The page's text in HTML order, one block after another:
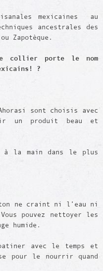
mexicaines au
ancestrales des
Zapotèque.
collier porte le nom
?
sont choisis avec
un produit beau et
la main dans le plus
ne craint ni l’eau ni
pouvez nettoyer les
humide.
avec le temps et
pour le nourrir quand